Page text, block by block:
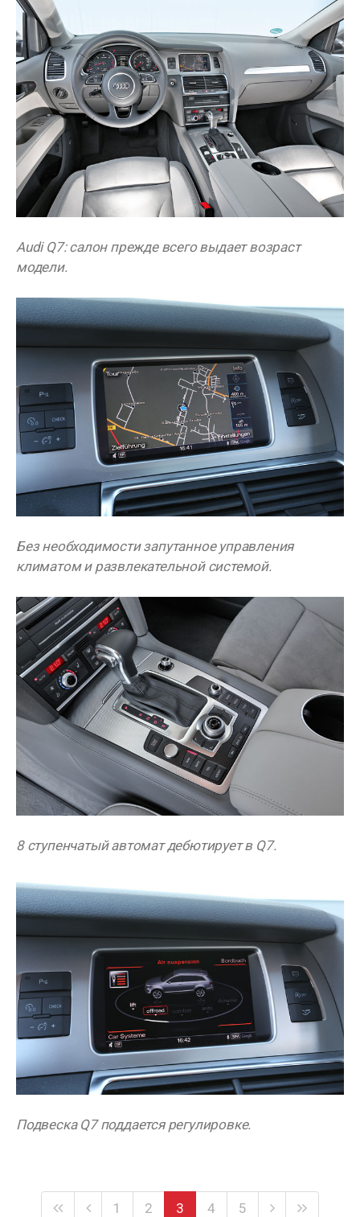
Audi Q7: салон прежде всего выдает возраст
модели.
Без необходимости запутанное управления
климатом и развлекательной системой.
8 ступенчатый автомат дебютирует в Q7.
Подвеска Q7 поддается регулировке.
1 2 3 4 5